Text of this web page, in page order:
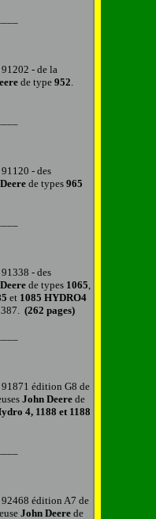
-de la
de type 952.
-des
de types 965
-des
de types 1065,
et 1085 HYDRO4
(262 pages)
91871 édition G8 de
s John Deere de
4, 1188 et 1188
92468 édition A7 de
John Deere de